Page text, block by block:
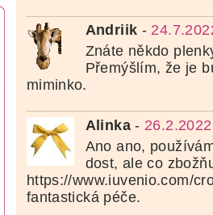
Andriik -
Znáte někdo
Přemýšlím, že je
miminko.
Alinka-
Ano ano,
dost, ale co
https://www.iuvenio.com/
fantastická péče.